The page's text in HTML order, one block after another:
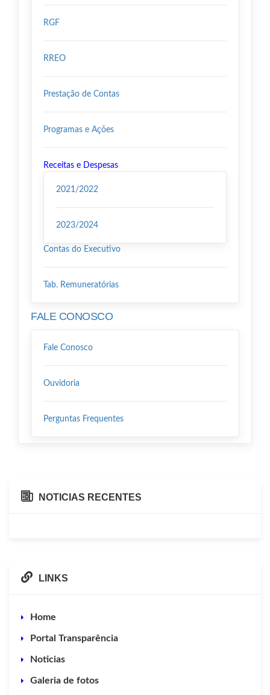
RGF
RREO
Prestação de Contas
Programas e Ações
Receitas e Despesas
2021/2022
2023/2024
Contas do Executivo
Tab. Remuneratórias
FALE CONOSCO
Fale Conosco
Ouvidoria
Perguntas Frequentes
NOTICIAS RECENTES
LINKS
Home
Portal Transparência
Noticias
Galeria de fotos